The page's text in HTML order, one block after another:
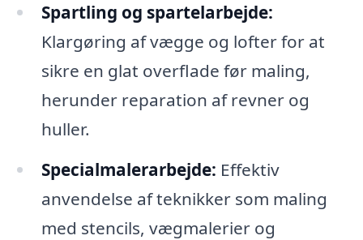
Spartling og spartelarbejde:
Klargøring af vægge og lofter for at
sikre en glat overflade før maling,
herunder reparation af revner og
huller.
Specialmalerarbejde: Effektiv
anvendelse af teknikker som maling
med stencils, vægmalerier og